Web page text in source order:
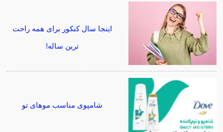
اینجا سال کنکور برای همه راحت
ترین ساله!
شامپوی مناسب موهای تو